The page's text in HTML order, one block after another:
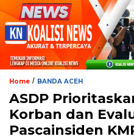
Home / BANDA ACEH
ASDP
Korban dan
Pascainsiden